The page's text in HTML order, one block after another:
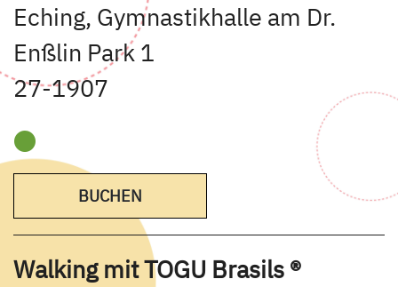
Eching, Gymnastikhalle am Dr.
Enßlin Park 1
27-1907
BUCHEN
Walking mit TOGU Brasils ®